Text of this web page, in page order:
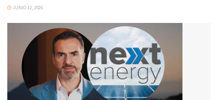
JUNIO 12, 2026